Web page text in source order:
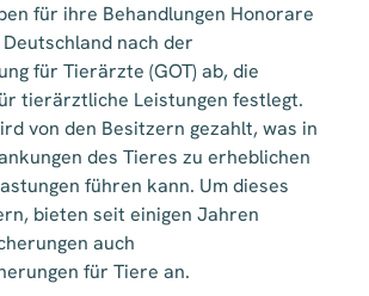
für ihre Behandlungen Honorare
nach der
für Tierärzte (GOT) ab, die
tierärztliche Leistungen festlegt.
von den Besitzern gezahlt, was in
des Tieres zu erheblichen
führen kann. Um dieses
bieten seit einigen Jahren
auch
für Tiere an.